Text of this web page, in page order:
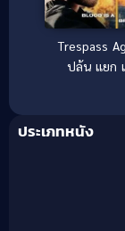
Trespass
ปล้น แยก
ประเภทหนัง